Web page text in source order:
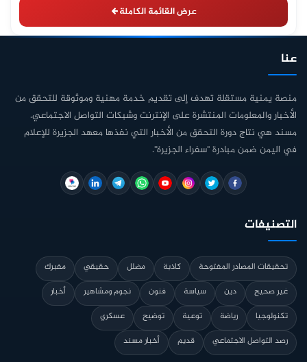
عرض القائمة الكاملة
عنا
منصة يمنية مستقلة تهدف إلى تقديم خدمة مهنية وموثوقة للتحقق من
الأخبار والمعلومات المنتشرة على الإنترنت وشبكات التواصل الاجتماعي.
مسند هي نتاج دورة التحقق من الأخبار التي نفذها معهد الجزيرة للإعلام
في اليمن ضمن مبادرة "سفراء الجزيرة".
التصنيفات
تحقيقات المصادر المفتوحة كاذبة مضلل حقيقي
مفبرك
غير صحيح
دين سياسة فنون نجوم ومشاهير
أخبار
تكنولوجيا
رياضة توعية توضيح
عسكري
رصد التواصل الاجتماعي
قديم أخبار مسند